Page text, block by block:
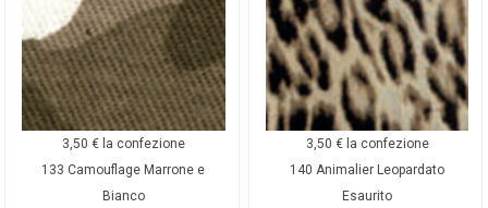
3,50 € la confezione
133 Camouflage Marrone e
Bianco
3,50 € la confezione
140 Animalier Leopardato
Esaurito